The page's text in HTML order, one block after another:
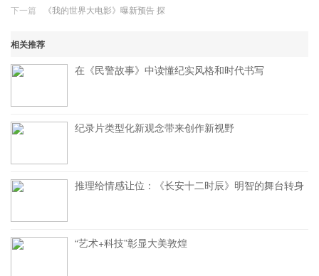
下一篇
《我的世界大电影》曝新预告 探
相关推荐
在《民警故事》中读懂纪实风格和时代书写
纪录片类型化新观念带来创作新视野
推理给情感让位：《长安十二时辰》明智的舞台转身
“艺术+科技”彰显大美敦煌